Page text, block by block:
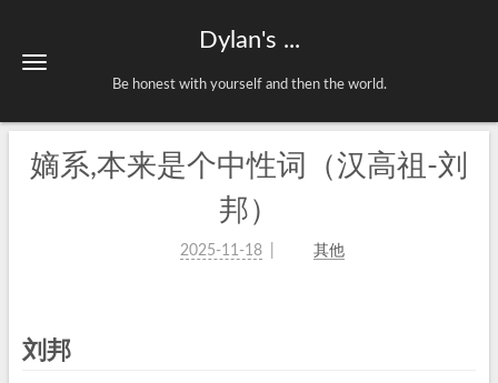
Dylan's ...
Be honest with yourself and then the world.
嫡系,本来是个中性词（汉高祖-刘
邦）
2025-11-18 其他
刘邦